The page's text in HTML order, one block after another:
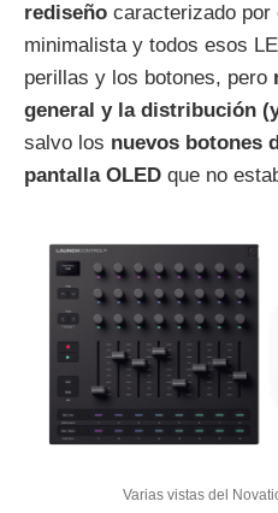
rediseño caracterizado por
minimalista y todos esos
perillas y los botones, pero
general y la distribución
salvo los nuevos botones
pantalla OLED que no
Varias vistas del